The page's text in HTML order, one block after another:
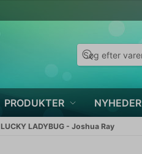
PRODUKTER NYHEDER
LUCKY LADYBUG - Joshua Ray